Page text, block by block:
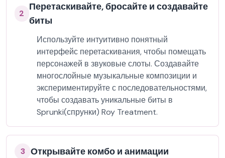
2
Перетаскивайте, бросайте и создавайте
биты
Используйте интуитивно понятный
интерфейс перетаскивания, чтобы помещать
персонажей в звуковые слоты. Создавайте
многослойные музыкальные композиции и
экспериментируйте с последовательностями,
чтобы создавать уникальные биты в
Sprunki(спрунки) Roy Treatment.
3 Открывайте комбо и анимации